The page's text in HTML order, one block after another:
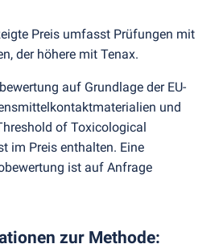
Preis umfasst Prüfungen mit
der höhere mit Tenax.
auf Grundlage der EU-
und
of Toxicological
im Preis enthalten. Eine
ist auf Anfrage
zur Methode: